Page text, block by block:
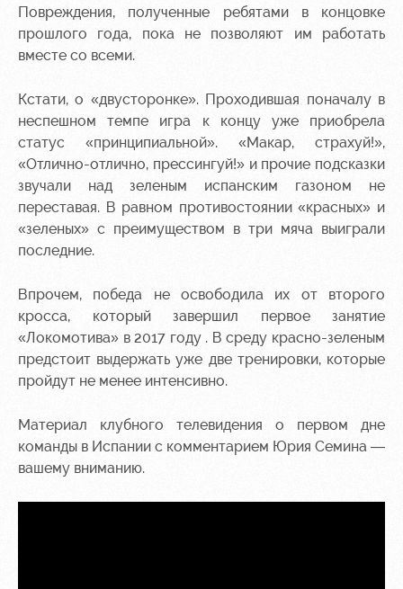
Повреждения, полученные ребятами в концовке
прошлого года, пока не позволяют им работать
вместе со всеми.
Кстати, о «двусторонке». Проходившая поначалу в
неспешном темпе игра к концу уже приобрела
статус «принципиальной». «Макар, страхуй!»,
«Отлично-отлично, прессингуй!» и прочие подсказки
звучали над зеленым испанским газоном не
переставая. В равном противостоянии «красных» и
«зеленых» с преимуществом в три мяча выиграли
последние.
Впрочем, победа не освободила их от второго
кросса, который завершил первое занятие
«Локомотива» в 2017 году . В среду красно-зеленым
предстоит выдержать уже две тренировки, которые
пройдут не менее интенсивно.
Материал клубного телевидения о первом дне
команды в Испании с комментарием Юрия Семина —
вашему вниманию.